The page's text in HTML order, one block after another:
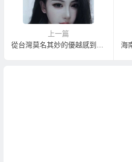
上一篇